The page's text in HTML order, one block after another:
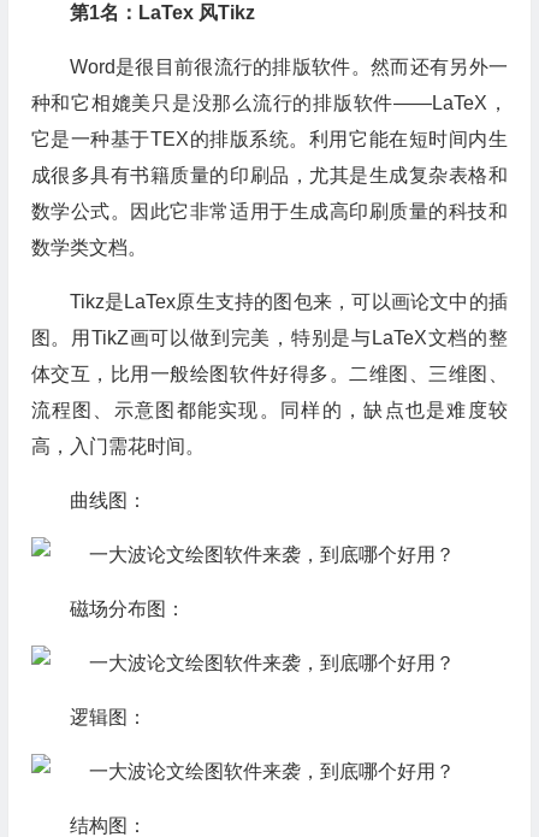
第1名：LaTex 风Tikz
Word是很目前很流行的排版软件。然而还有另外一
种和它相媲美只是没那么流行的排版软件——LaTeX，
它是一种基于TEX的排版系统。利用它能在短时间内生
成很多具有书籍质量的印刷品，尤其是生成复杂表格和
数学公式。因此它非常适用于生成高印刷质量的科技和
数学类文档。
Tikz是LaTex原生支持的图包来，可以画论文中的插
图。用TikZ画可以做到完美，特别是与LaTeX文档的整
体交互，比用一般绘图软件好得多。二维图、三维图、
流程图、示意图都能实现。同样的，缺点也是难度较
高，入门需花时间。
曲线图：
磁场分布图：
逻辑图：
结构图：